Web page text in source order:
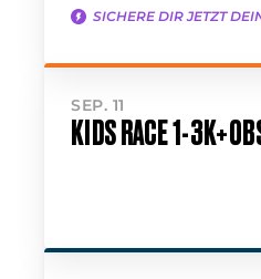
SICHERE DIR JETZT
SEP. 11
KIDS RACE 1-